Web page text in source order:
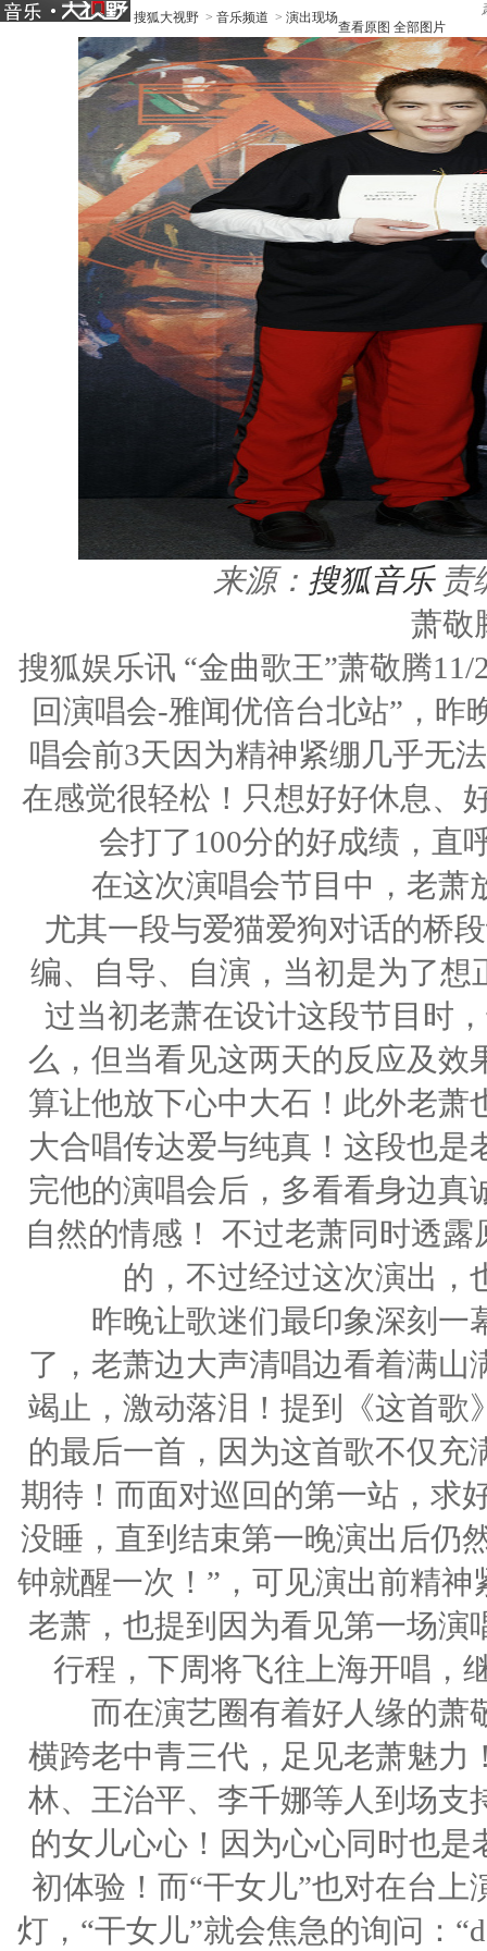
搜狐大视野 > 音乐频道 > 演出现场
查看原图 全部图片
来源： 搜狐音乐 责
萧敬
搜狐娱乐讯 “金曲歌王”萧敬腾
回演唱会-雅闻优倍台北站”，
唱会前3天因为精神紧绷几乎无
在感觉很轻松！只想好好休息、
会打了100分的好成绩，直
在这次演唱会节目中，老萧
尤其一段与爱猫爱狗对话的桥
编、自导、自演，当初是为了想
过当初老萧在设计这段节目时
么，但当看见这两天的反应及效
算让他放下心中大石！此外老萧
大合唱传达爱与纯真！这段也
完他的演唱会后，多看看身边
自然的情感！ 不过老萧同时透
的，不过经过这次演出，
昨晚让歌迷们最印象深刻一
了，老萧边大声清唱边看着满
竭止，激动落泪！提到《这首歌
的最后一首，因为这首歌不仅
期待！而面对巡回的第一站，求
没睡，直到结束第一晚演出后仍
钟就醒一次！”，可见演出前精
老萧，也提到因为看见第一场演
行程，下周将飞往上海开唱，
而在演艺圈有着好人缘的萧
横跨老中青三代，足见老萧魅力
林、王治平、李千娜等人到场支
的女儿心心！因为心心同时也是
初体验！而“干女儿”也对在台上
灯，“干女儿”就会焦急的询问：